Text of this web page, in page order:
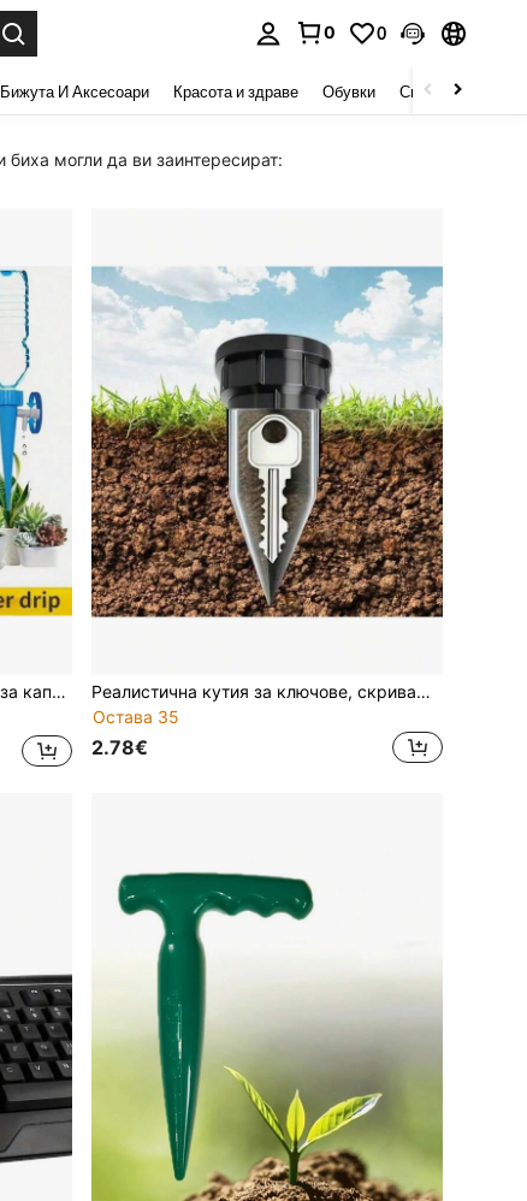
0 0
Бижута И Аксесоари Красота и здраве Обувки Спорт И На
могли да ви заинтересират:
управление, прецизен контрол на водата
Реалистична кутия за ключове, скриваща ключове, водоустойчива кутия за ключове за външна градина, лесна за поставяне в подземната градинска морава, водоустойчива и устойчива на корозия
Остава 35
2.78€